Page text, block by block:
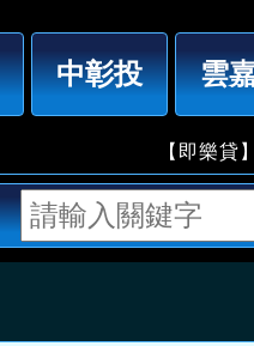
保，分期付款，3萬6萬9
中彰投 雲
【即樂貸】借